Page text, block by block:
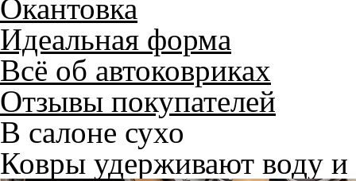
Окантовка
Идеальная форма
Всё об автоковриках
Отзывы покупателей
В салоне сухо
Ковры удерживают воду и